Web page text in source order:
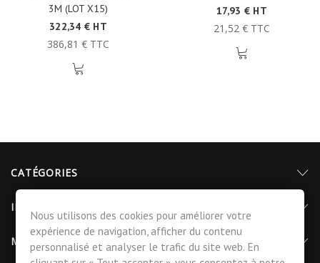
3M (LOT X15)
322,34 € HT
386,81 € TTC
17,93 € HT
21,52 € TTC
CATÉGORIES
INFORMATIONS
MON COMPTE
Nous utilisons des cookies pour améliorer votre
expérience de navigation, afficher du contenu
personnalisé et analyser le trafic du site web. En